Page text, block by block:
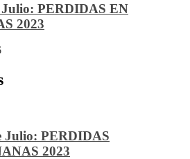
Julio: PERDIDAS EN
2023
Julio: PERDIDAS
2023